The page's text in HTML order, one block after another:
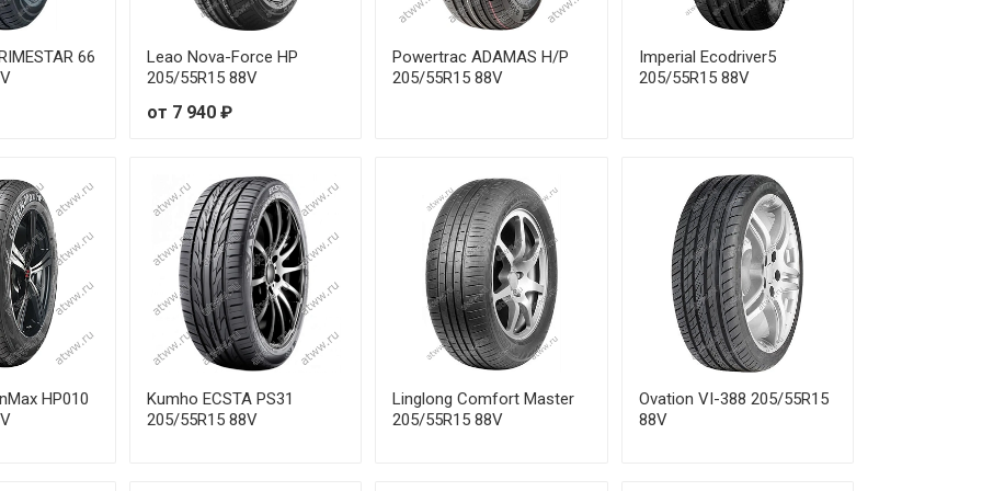
94V от 5 250 ₽
95H от 4 870 ₽
100H
98V от 5 270 ₽
99V от 7 610 ₽
98V от 7 720 ₽
от 7 670 ₽
99V от 6 310 ₽
66
Leao Nova-Force HP
205/55R15 88V
от 7 940 ₽
Powertrac ADAMAS H/P
205/55R15 88V
Imperial Ecodriver5
205/55R15 88V
HP010
Kumho ECSTA PS31
205/55R15 88V
Linglong Comfort Master
205/55R15 88V
Ovation VI-388 205/55R15
88V